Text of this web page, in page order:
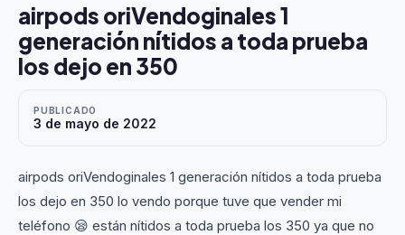
airpods oriVendoginales 1
generación nítidos a toda prueba
los dejo en 350
PUBLICADO
3 de mayo de 2022
airpods oriVendoginales 1 generación nítidos a toda prueba
los dejo en 350 lo vendo porque tuve que vender mi
teléfono 😪 están nítidos a toda prueba los 350 ya que no